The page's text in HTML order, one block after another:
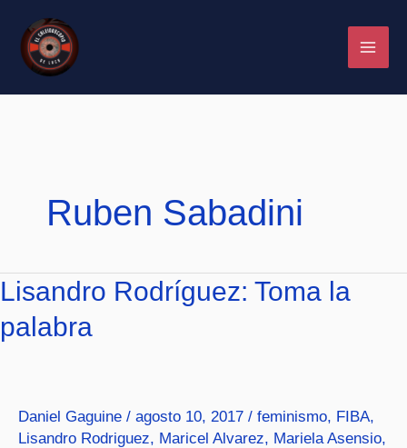
contenido
Ruben Sabadini
Lisandro Rodríguez: Toma la
palabra
Daniel Gaguine / agosto 10, 2017 / feminismo, FIBA,
Lisandro Rodriguez, Maricel Alvarez, Mariela Asensio,
Lisandro
Rodríguez:
Toma
la